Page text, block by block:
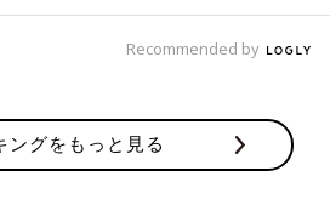
く、ご飯を通してはくれませんでし
しれない！
いけるのでは！？とあげてみました
Recommended by
ングをもっと見る